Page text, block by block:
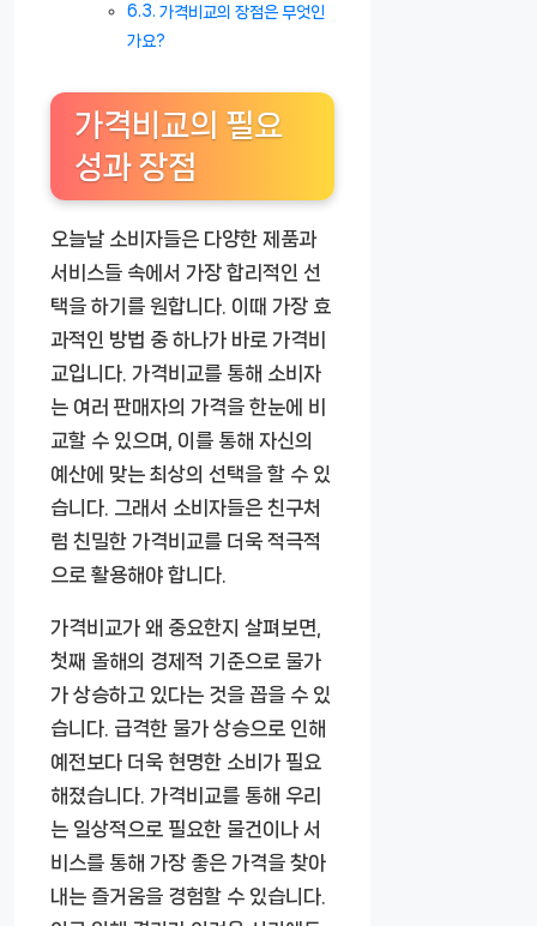
가격비교의 장점은 무엇인
가요?
가격비교의 필요
성과 장점
오늘날 소비자들은 다양한 제품과
서비스들 속에서 가장 합리적인 선
택을 하기를 원합니다. 이때 가장 효
과적인 방법 중 하나가 바로 가격비
교입니다. 가격비교를 통해 소비자
는 여러 판매자의 가격을 한눈에 비
교할 수 있으며, 이를 통해 자신의
예산에 맞는 최상의 선택을 할 수 있
습니다. 그래서 소비자들은 친구처
럼 친밀한 가격비교를 더욱 적극적
으로 활용해야 합니다.
가격비교가 왜 중요한지 살펴보면,
첫째 올해의 경제적 기준으로 물가
가 상승하고 있다는 것을 꼽을 수 있
습니다. 급격한 물가 상승으로 인해
예전보다 더욱 현명한 소비가 필요
해졌습니다. 가격비교를 통해 우리
는 일상적으로 필요한 물건이나 서
비스를 통해 가장 좋은 가격을 찾아
내는 즐거움을 경험할 수 있습니다.